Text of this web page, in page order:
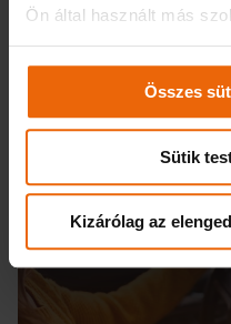
Ön által használt más
Összes
Sütik
Kizárólag az
Sorry, this entry is